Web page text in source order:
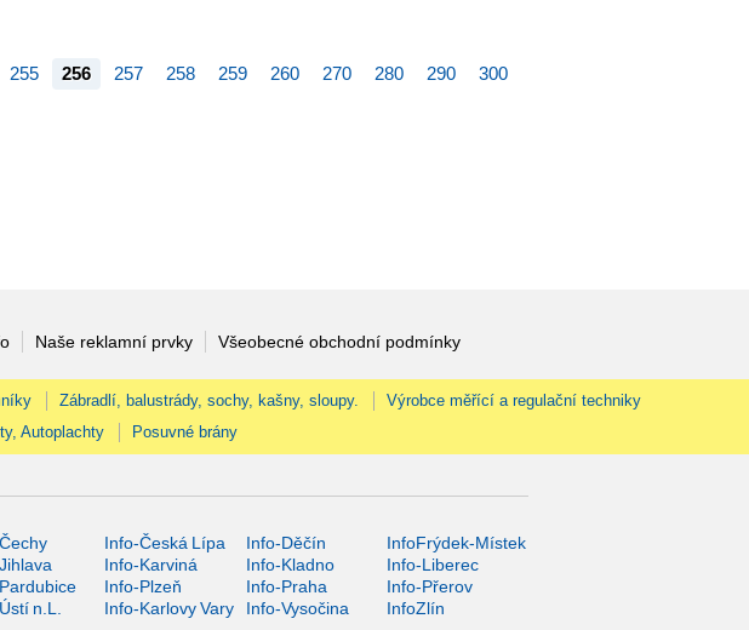
255 256 257 258 259 260 270 280 290 300
Naše reklamní prvky Všeobecné obchodní podmínky
Zábradlí, balustrády, sochy, kašny, sloupy.
Výrobce měřící a regulační techniky
Autoplachty Posuvné brány
Info-Česká Lípa Info-Děčín
InfoFrýdek-Místek
Info-Karviná Info-Kladno
Info-Liberec
Info-Plzeň Info-Praha
Info-Přerov
n.L. Info-Karlovy Vary Info-Vysočina InfoZlín